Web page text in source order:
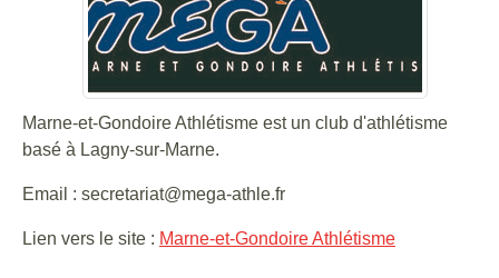
Marne-et-Gondoire Athlétisme est un club d'athlétisme
basé à Lagny-sur-Marne.
Email : secretariat@mega-athle.fr
Lien vers le site : Marne-et-Gondoire Athlétisme